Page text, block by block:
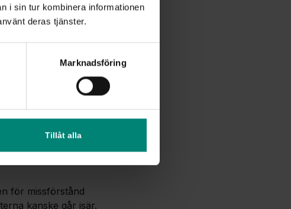
i sin tur kombinera informationen
deras tjänster.
Marknadsföring
Tillåt alla
från
och trygghet i
fokusera på
för missförstånd
kanske går isär.